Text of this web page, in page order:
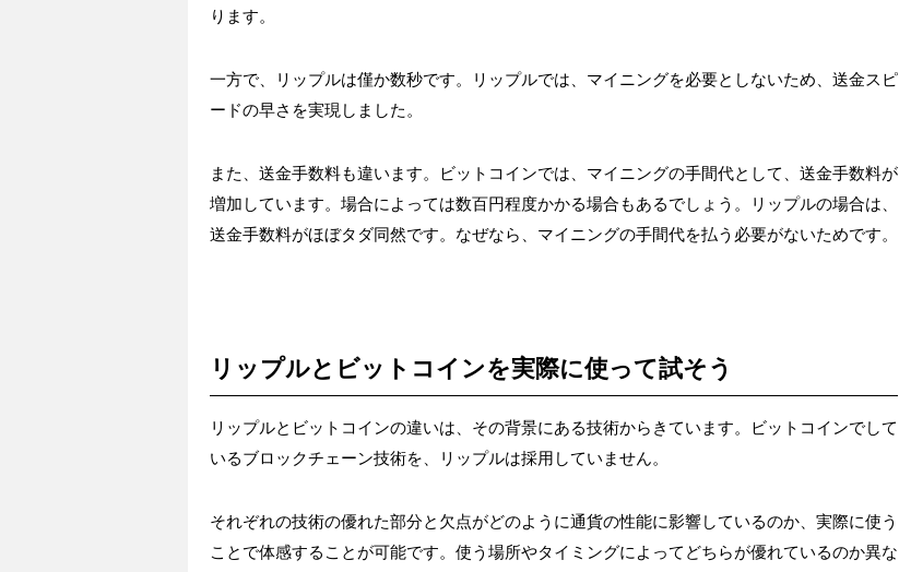
ります。
一方で、リップルは僅か数秒です。リップルでは、マイニングを必要としないため、送金スピ
ードの早さを実現しました。
また、送金手数料も違います。ビットコインでは、マイニングの手間代として、送金手数料が
増加しています。場合によっては数百円程度かかる場合もあるでしょう。リップルの場合は、
送金手数料がほぼタダ同然です。なぜなら、マイニングの手間代を払う必要がないためです。
リップルとビットコインを実際に使って試そう
リップルとビットコインの違いは、その背景にある技術からきています。ビットコインでして
いるブロックチェーン技術を、リップルは採用していません。
それぞれの技術の優れた部分と欠点がどのように通貨の性能に影響しているのか、実際に使う
ことで体感することが可能です。使う場所やタイミングによってどちらが優れているのか異な